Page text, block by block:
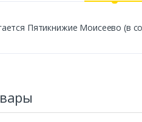
Пятикнижие Моисеево (в